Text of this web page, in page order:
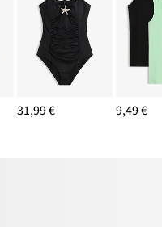
31,99 € 9,49 €